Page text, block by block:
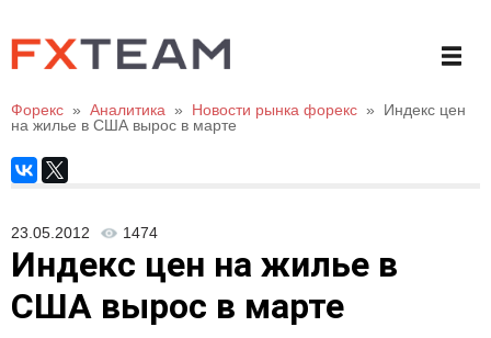
Форекс » Аналитика » Новости рынка форекс »
Индекс цен
на жилье в США вырос в марте
23.05.2012 1474
Индекс цен на жилье в
США вырос в марте